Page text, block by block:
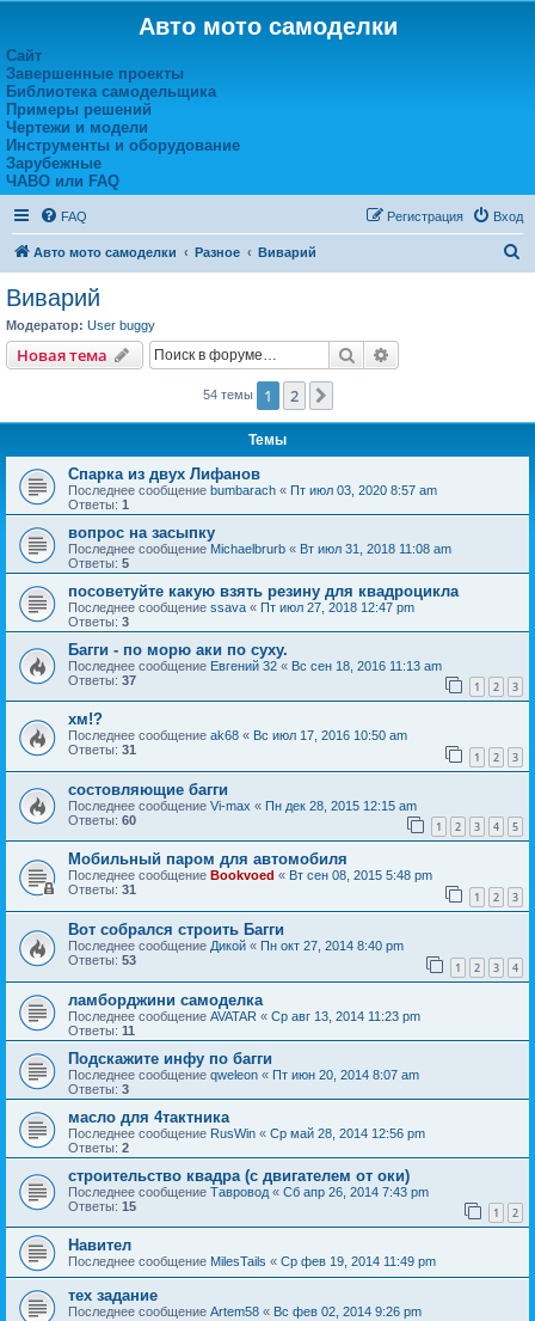
Авто мото самоделки
Сайт
Завершенные проекты
Библиотека самодельщика
Примеры решений
Чертежи и модели
Инструменты и оборудование
Зарубежные
ЧАВО или FAQ
FAQ Вход
Регистрация
Авто мото самоделки Разное Виварий
Виварий
Модератор: User buggy
Новая тема Поиск
54 темы 1 2
Темы
Спарка из двух Лифанов
Последнее сообщение bumbarach « Пт июл 03, 2020 8:57 am
Ответы: 1
вопрос на засыпку
Последнее сообщение Michaelbrurb « Вт июл 31, 2018 11:08 am
Ответы: 5
посоветуйте какую взять резину для квадроцикла
Последнее сообщение ssava « Пт июл 27, 2018 12:47 pm
Ответы: 3
Багги - по морю аки по суху.
Последнее сообщение Евгений 32 « Вс сен 18, 2016 11:13 am
Ответы: 37 1 2 3
хм!?
Последнее сообщение ak68 « Вс июл 17, 2016 10:50 am
Ответы: 31 1 2 3
состовляющие багги
Последнее сообщение Vi-max « Пн дек 28, 2015 12:15 am
Ответы: 60 1 2 3 4 5
Мобильный паром для автомобиля
Последнее сообщение Bookvoed « Вт сен 08, 2015 5:48 pm
Ответы: 31 1 2 3
Вот собрался строить Багги
Последнее сообщение Дикой « Пн окт 27, 2014 8:40 pm
Ответы: 53 1 2 3 4
ламборджини самоделка
Последнее сообщение AVATAR « Ср авг 13, 2014 11:23 pm
Ответы: 11
Подскажите инфу по багги
Последнее сообщение qweleon « Пт июн 20, 2014 8:07 am
Ответы: 3
масло для 4тактника
Последнее сообщение RusWin « Ср май 28, 2014 12:56 pm
Ответы: 2
строительство квадра (с двигателем от оки)
Последнее сообщение Тавровод « Сб апр 26, 2014 7:43 pm
Ответы: 15 1 2
Навител
Последнее сообщение MilesTails « Ср фев 19, 2014 11:49 pm
тех задание
Последнее сообщение Artem58 « Вс фев 02, 2014 9:26 pm